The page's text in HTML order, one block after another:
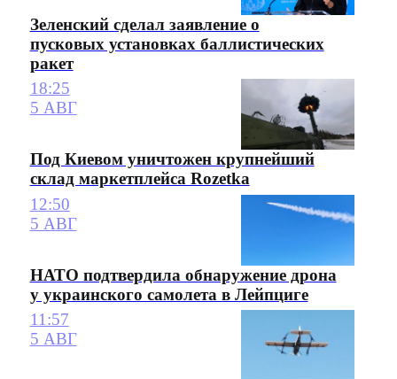
Зеленский сделал заявление о
пусковых установках баллистических
ракет
18:25
5 АВГ
Под Киевом уничтожен крупнейший
склад маркетплейса Rozetka
12:50
5 АВГ
НАТО подтвердила обнаружение дрона
у украинского самолета в Лейпциге
11:57
5 АВГ